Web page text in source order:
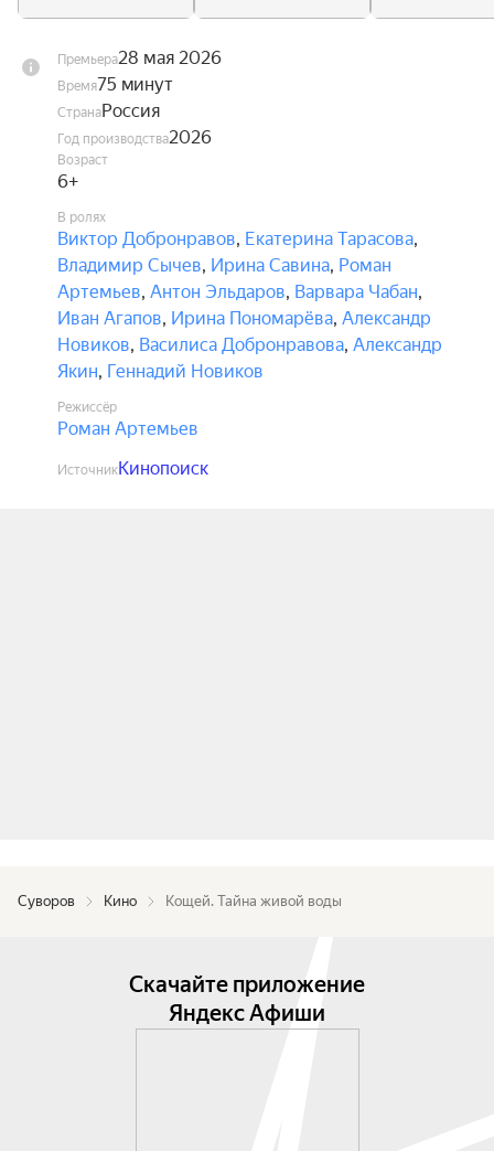
Премьера28 мая 2026
Время75 минут
СтранаРоссия
Год производства2026
Возраст
6+
В ролях
Виктор Добронравов, Екатерина Тарасова,
Владимир Сычев, Ирина Савина, Роман
Артемьев, Антон Эльдаров, Варвара Чабан,
Иван Агапов, Ирина Пономарёва, Александр
Новиков, Василиса Добронравова, Александр
Якин, Геннадий Новиков
Режиссёр
Роман Артемьев
ИсточникКинопоиск
Суворов Кино Кощей. Тайна живой воды
Скачайте приложение
Яндекс Афиши